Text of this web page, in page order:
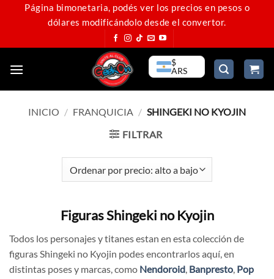
Página bimonetaria, podés ver los precios en pesos o
dólares modificándolo desde el convertor.
$
ARS
INICIO / FRANQUICIA / SHINGEKI NO KYOJIN
FILTRAR
Figuras Shingeki no Kyojin
Todos los personajes y titanes estan en esta colección de
figuras Shingeki no Kyojin podes encontrarlos aquí, en
distintas poses y marcas, como Nendoroid, Banpresto, Pop